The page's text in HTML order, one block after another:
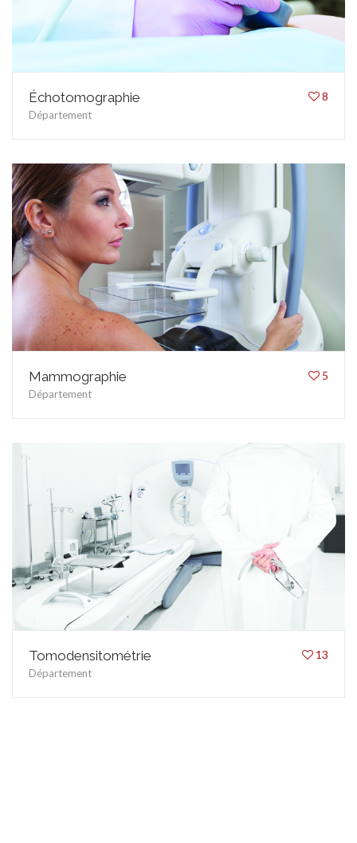
8
Échotomographie
Département
5
Mammographie
Département
13
Tomodensitométrie
Département